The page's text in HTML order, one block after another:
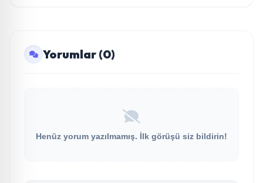
Yorumlar (0)
Henüz yorum yazılmamış. İlk görüşü siz bildirin!